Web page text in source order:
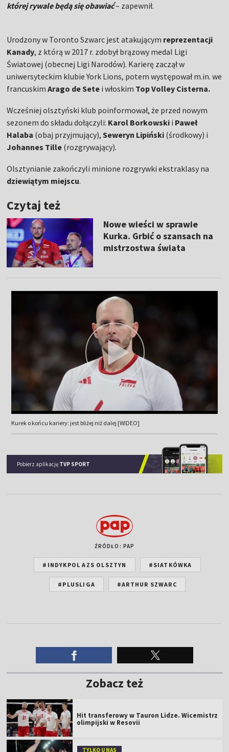
której rywale będą się obawiać– zapewnił.
Urodzony w Toronto Szwarc jest atakującym reprezentacji
Kanady, z którą w 2017 r. zdobył brązowy medal Ligi
Światowej (obecnej Ligi Narodów). Karierę zaczął w
uniwersyteckim klubie York Lions, potem występował m.in. we
francuskimArago de Sete i włoskim Top Volley Cisterna.
Wcześniej olsztyński klub poinformował, że przed nowym
sezonem do składu dołączyli: Karol Borkowski i Paweł
Halaba (obaj przyjmujący),Seweryn Lipiński (środkowy) i
Johannes Tille (rozgrywający).
Olsztynianie zakończyli minione rozgrywki ekstraklasy na
dziewiątym miejscu.
Czytaj też
Nowe wieści w sprawie
Kurka. Grbić o szansach na
mistrzostwa świata
Kurek o końcu kariery: jest bliżej niż dalej [WIDEO]
Pobierz aplikację TVP SPORT
ŹRÓDŁO: PAP
#INDYKPOL AZS OLSZTYN #SIATKÓWKA
#PLUSLIGA #ARTHUR SZWARC
Zobacz też
Hit transferowy w Tauron Lidze. Wicemistrz
olimpijski w Resovii
TYLKO U NAS